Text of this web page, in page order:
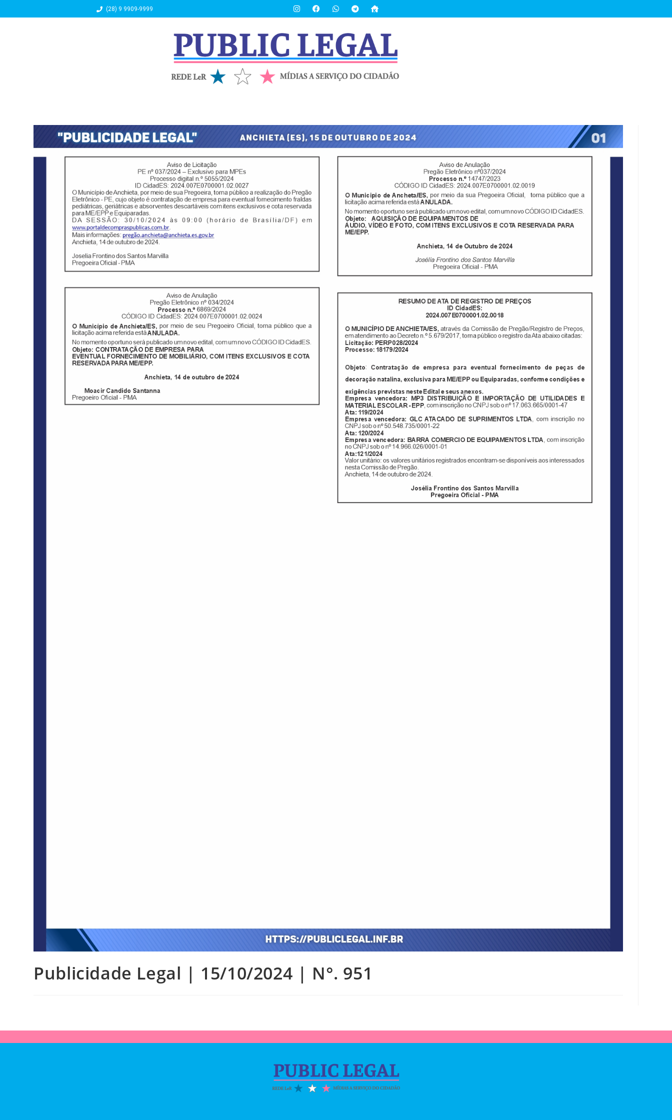
(28) 9 9909-9999
Publicidade Legal | 15/10/2024 | N°. 951